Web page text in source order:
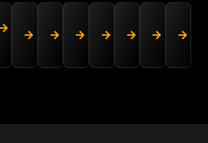
Seriöser
Goldankauf:LenningenLuxusuhrenankauf
AnkaufNachlassankauf
Porzellanankauf
durch